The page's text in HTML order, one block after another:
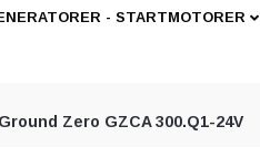
- STARTMOTORER
Ground Zero GZCA 300.Q1-24V